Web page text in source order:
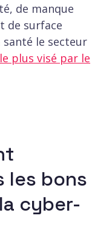
de manque
de surface
le secteur
le plus visé par le
les bons
cyber-